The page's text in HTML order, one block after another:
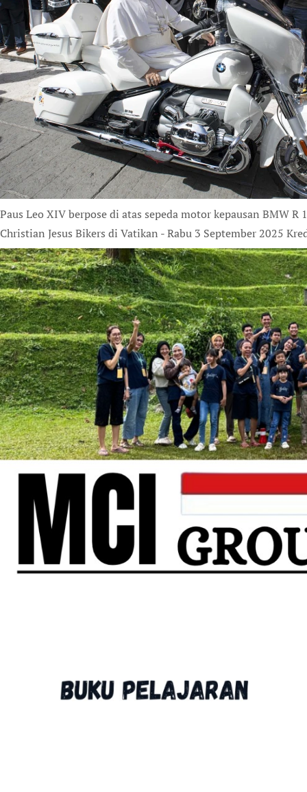
Paus Leo XIV berpose di atas sepeda motor kepausan BMW
Christian Jesus Bikers di Vatikan - Rabu 3 September 2025